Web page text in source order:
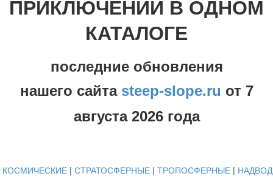
ПРИКЛЮЧЕНИЙ В ОДНОМ
КАТАЛОГЕ
последние обновления
нашего сайта steep-slope.ru от 7
августа 2026 года
КОСМИЧЕСКИЕ | СТРАТОСФЕРНЫЕ | ТРОПОСФЕРНЫЕ |